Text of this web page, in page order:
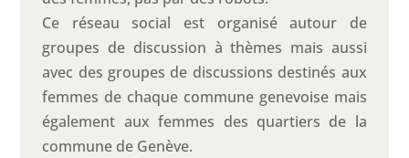
Ce réseau social est organisé autour de
groupes de discussion à thèmes mais aussi
avec des groupes de discussions destinés aux
femmes de chaque commune genevoise mais
également aux femmes des quartiers de la
commune de Genève.